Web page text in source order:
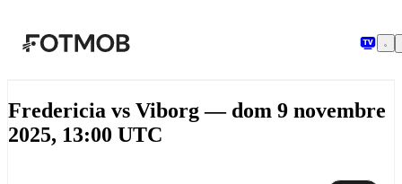
Fredericia vs Viborg — dom 9 novembre
2025, 13:00 UTC